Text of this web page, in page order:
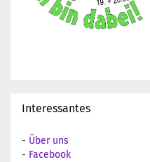
Interessantes
- Über uns
- Facebook